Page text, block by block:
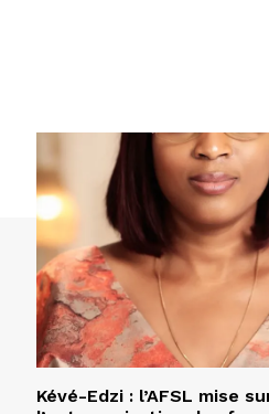
Kévé-Edzi : l’AFSL mise